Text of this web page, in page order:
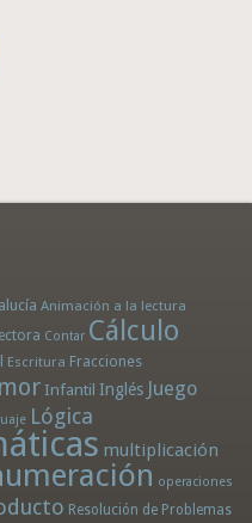
Animación a la lectura
Contar Cálculo
Escritura Fracciones
Infantil Inglés Juego
Lógica
multiplicación
operaciones
Resolución de Problemas